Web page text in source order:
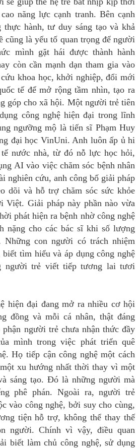
năng lực cạnh tranh. Bên cạnh
hành, tư duy sáng tạo và khả
cũng là yếu tố quan trọng để người
mình gặt hái được thành hành
còn cần mạnh dạn tham gia vào
khoa học, khởi nghiệp, đổi mới
tế để mở rộng tầm nhìn, tạo ra
góp cho xã hội. Một người trẻ tiên
công nghệ hiện đại trong lĩnh
ngưỡng mộ là tiến sĩ Phạm Huy
đại học VinUni. Anh luôn ấp ủ hi
nước nhà, từ đó nỗ lực học hỏi,
AI vào việc chăm sóc bệnh nhân
nghiên cứu, anh công bố giải pháp
dõi và hỗ trợ chăm sóc sức khỏe
Việt. Giải pháp này phần nào vừa
phát hiện ra bệnh nhờ công nghệ
nặng cho các bác sĩ khi số lượng
Những con người có trách nhiệm
tìm hiểu và áp dụng công nghệ
người trẻ viết tiếp tương lai tươi
đại đang mở ra nhiều cơ hội
đồng và mỗi cá nhân, thật đáng
người trẻ chưa nhận thức đầy
mình trong việc phát triển quê
Họ tiếp cận công nghệ một cách
xu hướng nhất thời thay vì một
sáng tạo. Đó là những người mà
phê phán. Ngoài ra, người trẻ
vào công nghệ, bởi suy cho cùng,
tiện hỗ trợ, không thể thay thế
người. Chính vì vậy, điều quan
biết làm chủ công nghệ, sử dụng